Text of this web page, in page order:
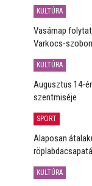
KULTÚRA
Vasárnap
Varkocs-
KULTÚRA
Augusztus 14-
szentmiséje
SPORT
Alaposan
KULTÚRA